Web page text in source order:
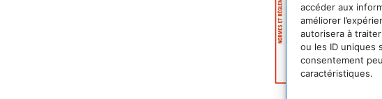
accéder aux
améliorer
autorisera à
ou les ID uniques
consentement
caractéristiques.